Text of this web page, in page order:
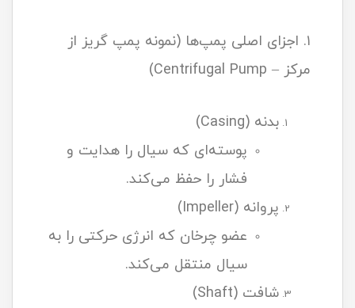
۱. اجزای اصلی پمپ‌ها (نمونه پمپ گریز از
مرکز – Centrifugal Pump)
بدنه (Casing)
پوسته‌ای که سیال را هدایت و
فشار را حفظ می‌کند.
پروانه (Impeller)
عضو چرخان که انرژی حرکتی را به
سیال منتقل می‌کند.
شافت (Shaft)